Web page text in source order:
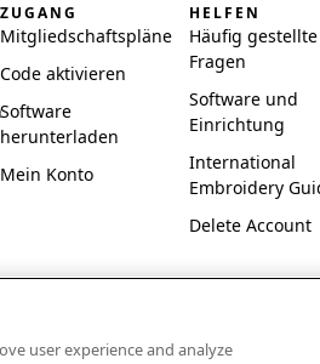
ZUGANG
Mitgliedschaftspläne
Code aktivieren
Software
herunterladen
Mein Konto
HELFEN
Häufig gestellte
Fragen
Software und
Einrichtung
International
Embroidery
Delete Account
user experience and analyze